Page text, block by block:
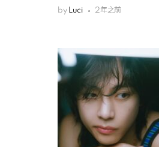
by Luci 2年之前